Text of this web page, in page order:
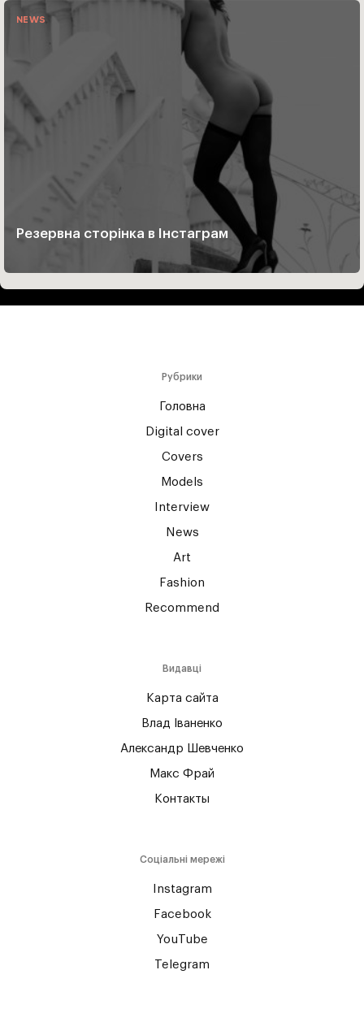
NEWS
Резервна сторінка в Інстаграм
Рубрики
Головна
Digital cover
Covers
Models
Interview
News
Art
Fashion
Recommend
Видавці
Карта сайта
Влад Іваненко
Александр Шевченко
Макс Фрай
Контакты
Соціальні мережі
Instagram
Facebook
YouTube
Telegram